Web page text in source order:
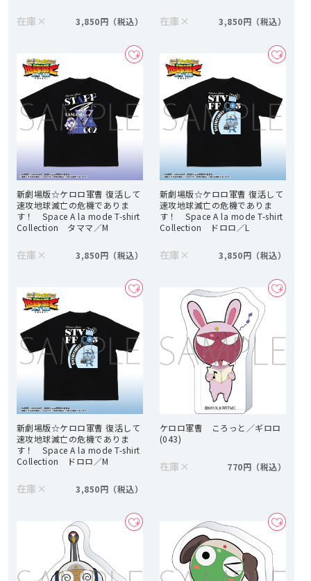
在庫 × 3,850円 在庫 × 3,850円
新劇場版☆ケロロ軍曹 復活して
速攻地球滅亡の危機でありま
す！ Space A la mode T-shirt
Collection タママ／M
在庫 × 3,850円
新劇場版☆ケロロ軍曹 復活して
速攻地球滅亡の危機でありま
す！ Space A la mode T-shirt
Collection ドロロ／L
在庫 × 3,850円
新劇場版☆ケロロ軍曹 復活して
速攻地球滅亡の危機でありま
す！ Space A la mode T-shirt
Collection ドロロ／M
在庫 × 3,850円
ケロロ軍曹 ころっと／ギロロ
(043)
在庫 × 770円